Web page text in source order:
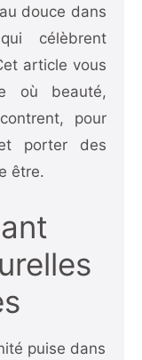
douce dans
célèbrent
article vous
où beauté,
pour
porter des
être.
puise dans